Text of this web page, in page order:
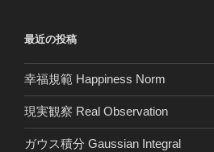
最近の投稿
幸福規範 Happiness Norm
現実観察 Real Observation
ガウス積分 Gaussian Integral